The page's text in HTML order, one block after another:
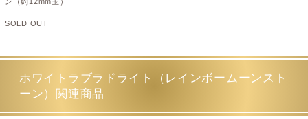
SOLD OUT
ホワイトラブラドライト（レインボームーンスト
ーン）関連商品